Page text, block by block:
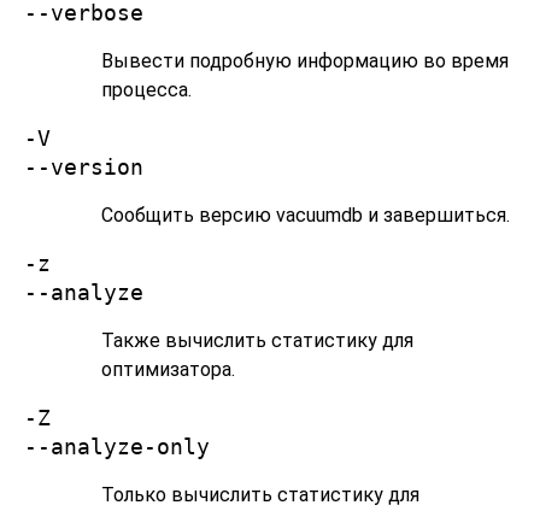
--verbose
Вывести подробную информацию во время
процесса.
-V
--version
Сообщить версию vacuumdb и завершиться.
-z
--analyze
Также вычислить статистику для
оптимизатора.
-Z
--analyze-only
Только вычислить статистику для